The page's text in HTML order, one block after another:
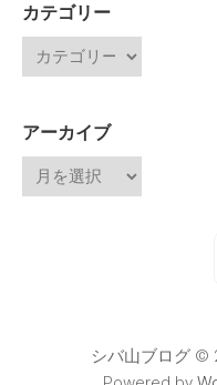
カテゴリー
アーカイブ
シバ山ブログ ©